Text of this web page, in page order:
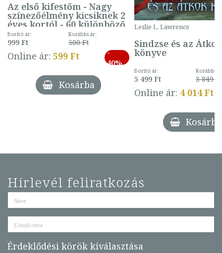
Az első kifestőm - Nagy
színezőélmény kicsiknek 2
éves kortól - 60 különböző
mintával (gombás)
Borító ár:
999 Ft
Korábbi ár:
500 Ft
Online ár: 599 Ft
-
40%
Kosárba
Leslie L. Lawrence
Sindzse és az Átkok
könyve
Borító ár:
5 499 Ft
Korábbi
3 849 Ft
Online ár: 4 014 Ft
Kosárba
Hírlevél feliratkozás
Érdeklődési körök kiválasztása